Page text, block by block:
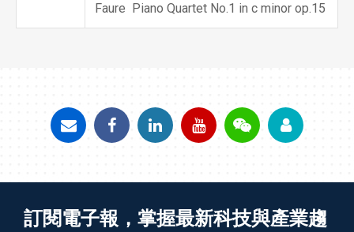
Faure Piano Quartet No.1 in c minor op.15
訂閱電子報，掌握最新科技與產業趨